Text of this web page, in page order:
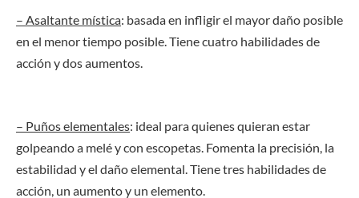
– Asaltante mística: basada en infligir el mayor daño posible
en el menor tiempo posible. Tiene cuatro habilidades de
acción y dos aumentos.
– Puños elementales: ideal para quienes quieran estar
golpeando a melé y con escopetas. Fomenta la precisión, la
estabilidad y el daño elemental. Tiene tres habilidades de
acción, un aumento y un elemento.